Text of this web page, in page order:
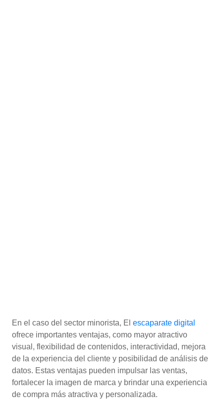
En el caso del sector minorista, El escaparate digital
ofrece importantes ventajas, como mayor atractivo
visual, flexibilidad de contenidos, interactividad, mejora
de la experiencia del cliente y posibilidad de análisis de
datos. Estas ventajas pueden impulsar las ventas,
fortalecer la imagen de marca y brindar una experiencia
de compra más atractiva y personalizada.